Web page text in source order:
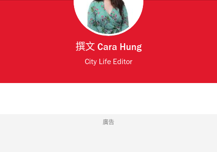
撰文 Cara Hung
City Life Editor
廣告